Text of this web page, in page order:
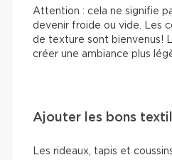
Attention : cela ne signifie
devenir froide ou vide. Les
de texture sont bienvenus!
créer une ambiance plus
Ajouter les bons
Les rideaux, tapis et